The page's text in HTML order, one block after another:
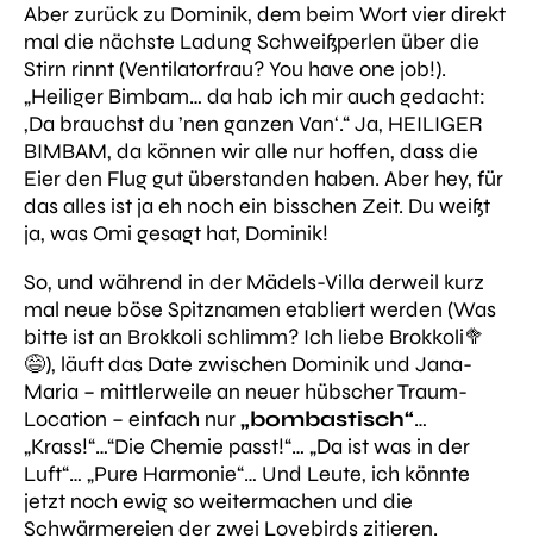
Aber zurück zu Dominik, dem beim Wortvierdirekt
mal die nächste Ladung Schweißperlen über die
Stirn rinnt (Ventilatorfrau? You have one job!).
„Heiliger Bimbam… da hab ich mir auch gedacht:
‚Da brauchst du ’nen ganzen Van‘.“Ja, HEILIGER
BIMBAM, da können wir alle nur hoffen, dass die
Eier den Flug gut überstanden haben. Aber hey, für
das alles ist ja eh noch ein bisschen Zeit. Du weißt
ja, was Omi gesagt hat, Dominik!
So, und während in der Mädels-Villa derweil kurz
mal neue böse Spitznamen etabliert werden (Was
bitte ist an Brokkoli schlimm? Ich liebe Brokkoli🥦
😅), läuft das Date zwischen Dominik und Jana-
Maria – mittlerweile an neuer hübscher Traum-
Location – einfach nur„bombastisch“…
„Krass!“…“Die Chemie passt!“… „Da ist was in der
Luft“… „Pure Harmonie“… Und Leute, ich könnte
jetzt noch ewig so weitermachen und die
Schwärmereien der zwei Lovebirds zitieren.